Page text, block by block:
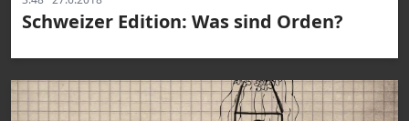
Schweizer Edition: Was sind Orden?